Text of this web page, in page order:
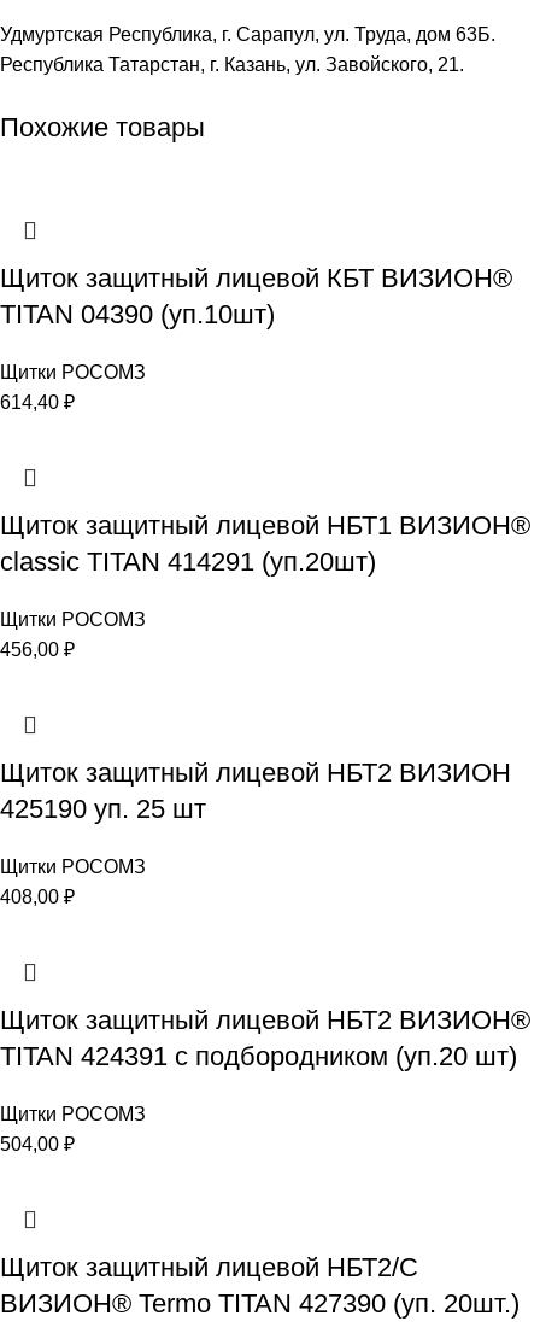
Удмуртская Республика, г. Сарапул, ул. Труда, дом 63Б.
Республика Татарстан, г. Казань, ул. Завойского, 21.
Похожие товары
Щиток защитный лицевой КБТ ВИЗИОН®
TITAN 04390 (уп.10шт)
Щитки РОСОМЗ
614,40 ₽
Щиток защитный лицевой НБТ1 ВИЗИОН®
classic TITAN 414291 (уп.20шт)
Щитки РОСОМЗ
456,00 ₽
Щиток защитный лицевой НБТ2 ВИЗИОН
425190 уп. 25 шт
Щитки РОСОМЗ
408,00 ₽
Щиток защитный лицевой НБТ2 ВИЗИОН®
TITAN 424391 с подбородником (уп.20 шт)
Щитки РОСОМЗ
504,00 ₽
Щиток защитный лицевой НБТ2/С
ВИЗИОН® Termo ТITAN 427390 (уп. 20шт.)